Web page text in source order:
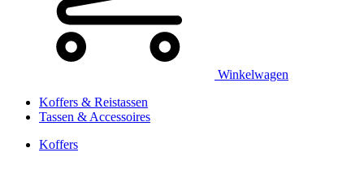
Winkelwagen
Koffers & Reistassen
Tassen & Accessoires
Koffers